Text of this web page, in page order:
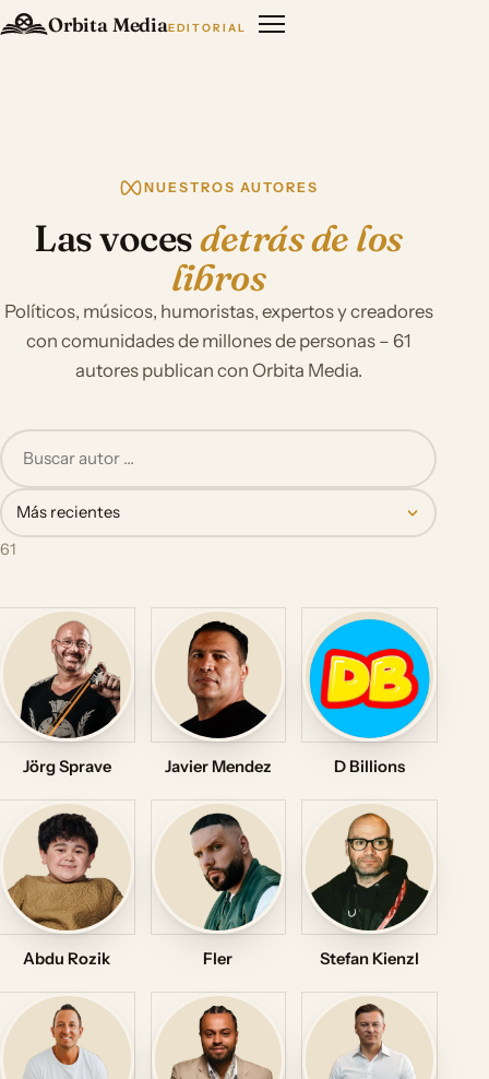
Orbita MediaEDITORIAL
NUESTROS AUTORES
Las vocesdetrás de los
libros
Políticos, músicos, humoristas, expertos y creadores
con comunidades de millones de personas – 61
autores publican con Orbita Media.
Más recientes
61
Jörg Sprave Javier Mendez D Billions
Abdu Rozik Fler Stefan Kienzl